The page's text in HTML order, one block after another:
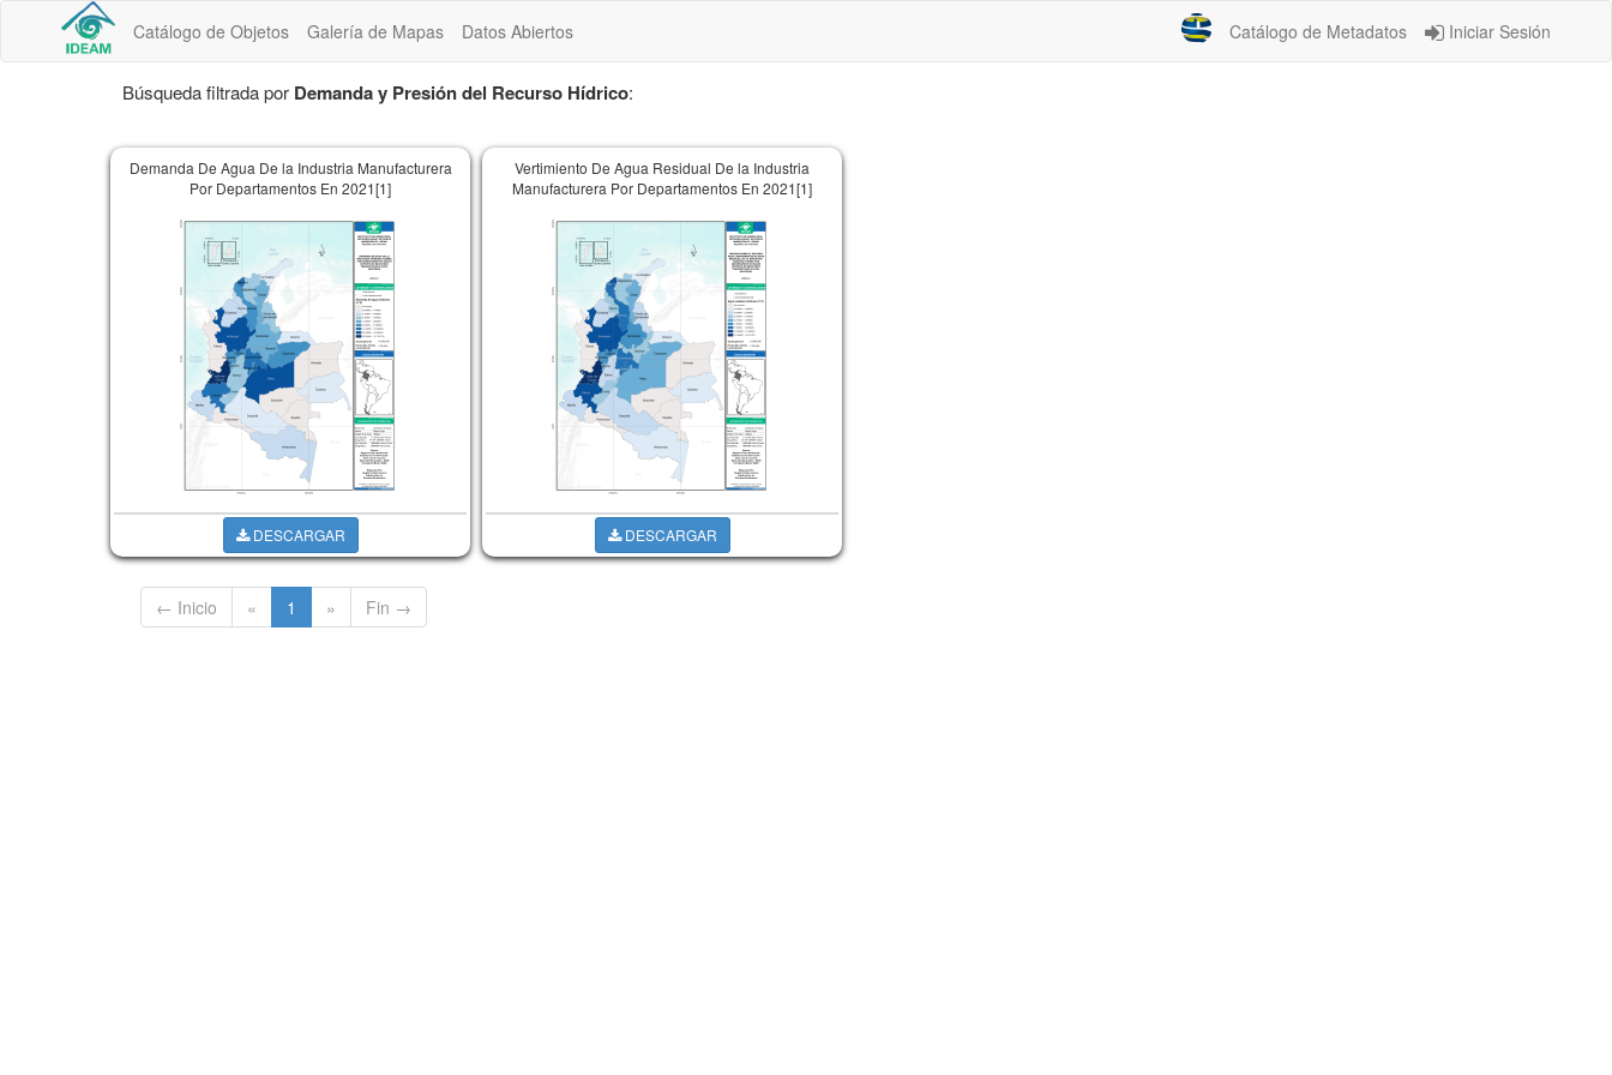
Catálogo de Objetos Galería de Mapas Datos Abiertos Catálogo de Metadatos Iniciar Sesión
Búsqueda filtrada por Demanda y Presión del Recurso Hídrico:
Demanda De Agua De la Industria Manufacturera
Por Departamentos En 2021[1]
DESCARGAR
Vertimiento De Agua Residual De la Industria
Manufacturera Por Departamentos En 2021[1]
DESCARGAR
← Inicio « 1 » Fin →